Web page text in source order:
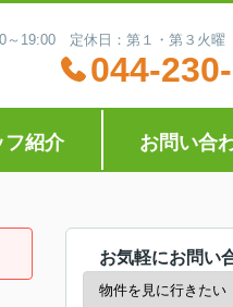
～19:00 定休日：第１・第３火
044-
フ紹介 お問い合
お気軽にお問い